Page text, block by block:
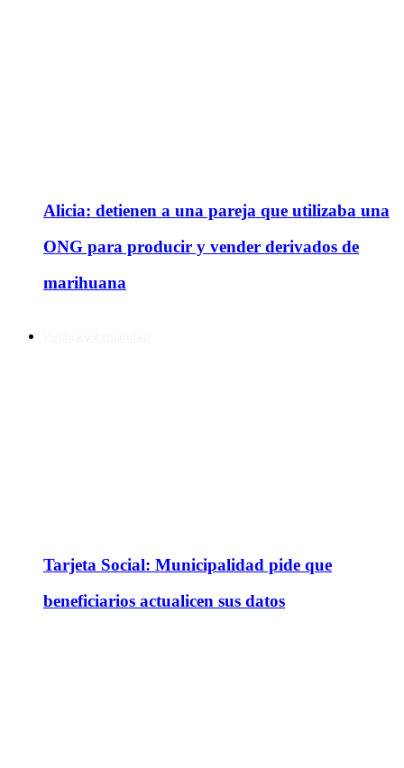
Alicia: detienen a una pareja que utilizaba una
ONG para producir y vender derivados de
marihuana
Tarjeta Social: Municipalidad pide que
beneficiarios actualicen sus datos